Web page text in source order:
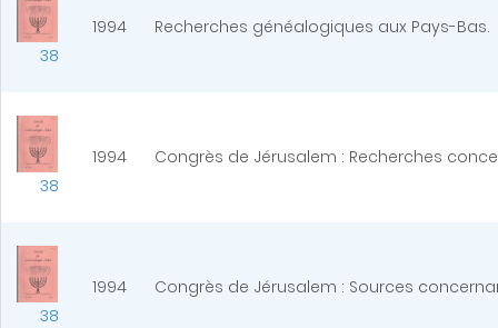
38
1994 Recherches généalogiques aux Pays-Bas.
38
1994 Congrès de Jérusalem : Recherches
38
1994 Congrès de Jérusalem : Sources